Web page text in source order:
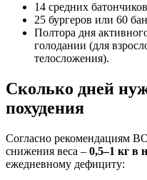
14 средних
25 бургеров или 60
Полтора дня
голодании (для
телосложения).
Сколько дней
похудения
Согласно рекомендациям
снижения веса – 0,5–1 кг в
ежедневному дефициту: